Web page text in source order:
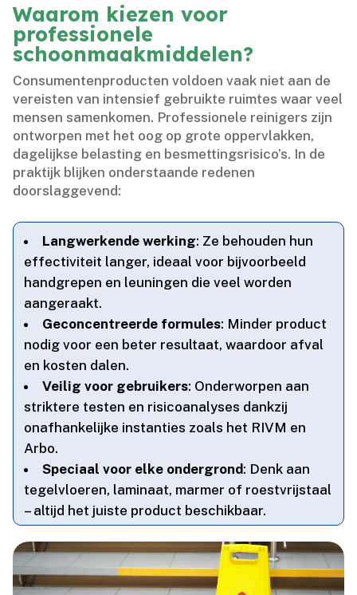
Waarom kiezen voor
professionele
schoonmaakmiddelen?
Consumentenproducten voldoen vaak niet aan de
vereisten van intensief gebruikte ruimtes waar veel
mensen samenkomen.​ Professionele reinigers zijn
ontworpen met het oog op grote oppervlakken,
dagelijkse belasting en besmettingsrisico’s.​ In de
praktijk blijken onderstaande redenen
doorslaggevend:
Langwerkende werking: Ze behouden hun
effectiviteit langer, ideaal voor bijvoorbeeld
handgrepen en leuningen die veel worden
aangeraakt.​
Geconcentreerde formules: Minder product
nodig voor een beter resultaat, waardoor afval
en kosten dalen.​
Veilig voor gebruikers: Onderworpen aan
striktere testen en risicoanalyses dankzij
onafhankelijke instanties zoals het RIVM en
Arbo.​
Speciaal voor elke ondergrond: Denk aan
tegelvloeren, laminaat, marmer of roestvrijstaal
– altijd het juiste product beschikbaar.​